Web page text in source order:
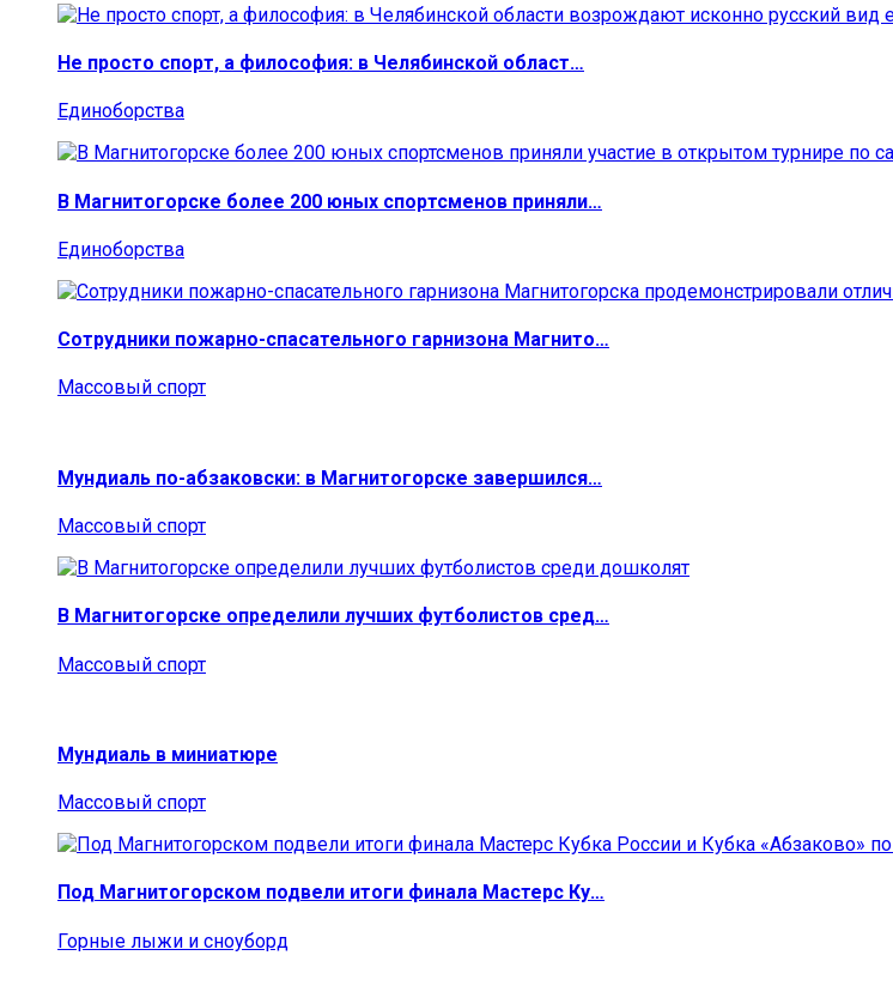
Не просто спорт, а философия: в Челябинской област…
Единоборства
В Магнитогорске более 200 юных спортсменов приняли…
Единоборства
Сотрудники пожарно-спасательного гарнизона Магнито…
Массовый спорт
Мундиаль по-абзаковски: в Магнитогорске завершился…
Массовый спорт
В Магнитогорске определили лучших футболистов сред…
Массовый спорт
Мундиаль в миниатюре
Массовый спорт
Под Магнитогорском подвели итоги финала Мастерс Ку…
Горные лыжи и сноуборд